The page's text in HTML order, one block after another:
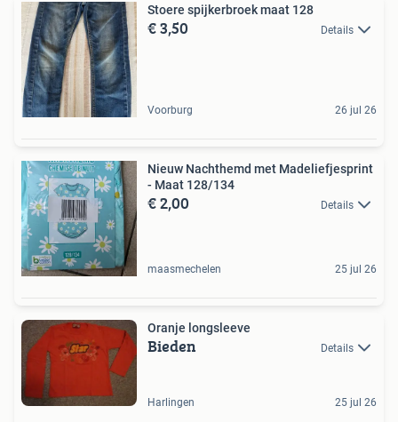
Stoere spijkerbroek maat 128
€ 3,50 Details
Voorburg 26 jul 26
Nieuw Nachthemd met Madeliefjesprint
- Maat 128/134
€ 2,00 Details
maasmechelen 25 jul 26
Oranje longsleeve
Bieden Details
Harlingen 25 jul 26